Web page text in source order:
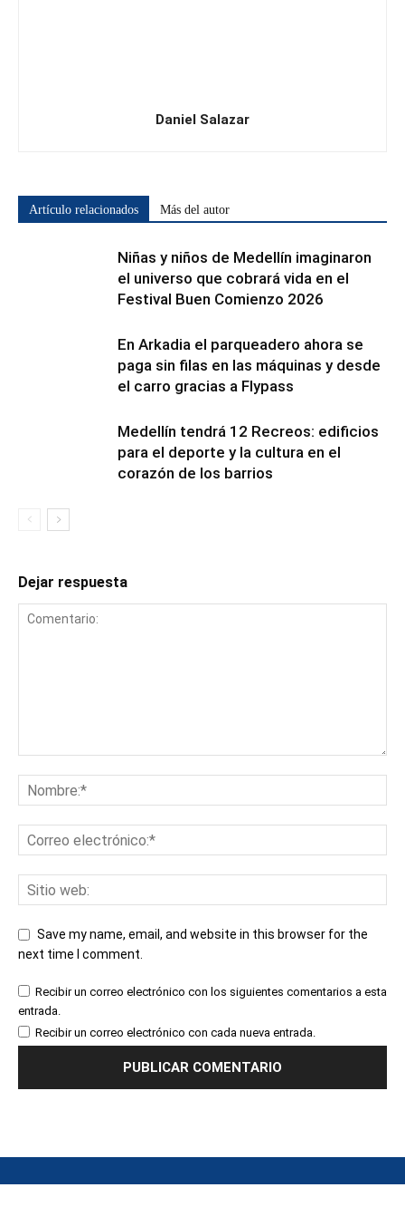
Daniel Salazar
Artículo relacionados Más del autor
Niñas y niños de Medellín imaginaron
el universo que cobrará vida en el
Festival Buen Comienzo 2026
En Arkadia el parqueadero ahora se
paga sin filas en las máquinas y desde
el carro gracias a Flypass
Medellín tendrá 12 Recreos: edificios
para el deporte y la cultura en el
corazón de los barrios
Dejar respuesta
Save my name, email, and website in this browser for the
next time I comment.
Recibir un correo electrónico con los siguientes comentarios a esta
entrada.
Recibir un correo electrónico con cada nueva entrada.